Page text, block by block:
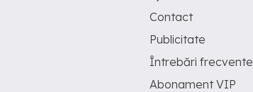
Contact
Publicitate
Întrebări frecvente
Abonament VIP